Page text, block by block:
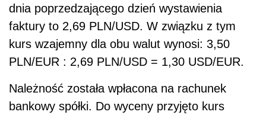
dnia poprzedzającego dzień wystawienia
faktury to 2,69 PLN/USD. W związku z tym
kurs wzajemny dla obu walut wynosi: 3,50
PLN/EUR : 2,69 PLN/USD = 1,30 USD/EUR.
Należność została wpłacona na rachunek
bankowy spółki. Do wyceny przyjęto kurs